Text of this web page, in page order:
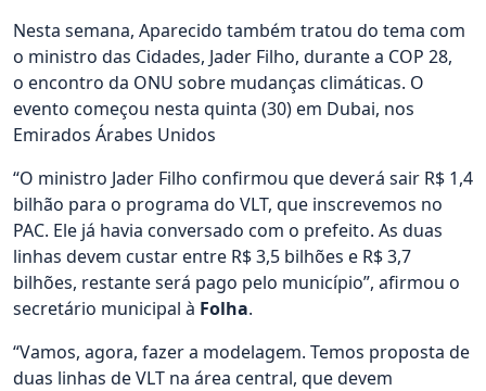
Nesta semana, Aparecido também tratou do tema com
o ministro das Cidades, Jader Filho, durante a COP 28,
o encontro da ONU sobre mudanças climáticas. O
evento começou nesta quinta (30) em Dubai, nos
Emirados Árabes Unidos
“O ministro Jader Filho confirmou que deverá sair R$ 1,4
bilhão para o programa do VLT, que inscrevemos no
PAC. Ele já havia conversado com o prefeito. As duas
linhas devem custar entre R$ 3,5 bilhões e R$ 3,7
bilhões, restante será pago pelo município”, afirmou o
secretário municipal à Folha.
“Vamos, agora, fazer a modelagem. Temos proposta de
duas linhas de VLT na área central, que devem